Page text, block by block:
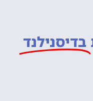
בדיסנילנד